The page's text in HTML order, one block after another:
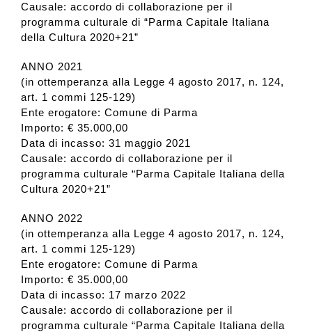
Contatti e biglietti
Accessibilità
Dona
Cerca
Causale: accordo di collaborazione per il
programma culturale di “Parma Capitale Italiana
della Cultura 2020+21”
ANNO 2021
(in ottemperanza alla Legge 4 agosto 2017, n. 124,
art. 1 commi 125-129)
Ente erogatore: Comune di Parma
Importo: € 35.000,00
Data di incasso: 31 maggio 2021
Causale: accordo di collaborazione per il
programma culturale “Parma Capitale Italiana della
Cultura 2020+21”
ANNO 2022
(in ottemperanza alla Legge 4 agosto 2017, n. 124,
art. 1 commi 125-129)
Ente erogatore: Comune di Parma
Importo: € 35.000,00
Data di incasso: 17 marzo 2022
Causale: accordo di collaborazione per il
programma culturale “Parma Capitale Italiana della